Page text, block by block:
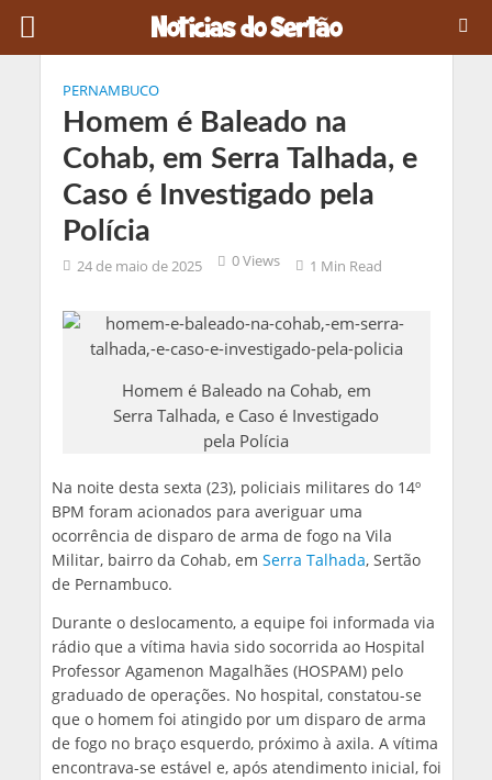
PERNAMBUCO
Homem é Baleado na
Cohab, em Serra Talhada, e
Caso é Investigado pela
Polícia
24 de maio de 2025 0 Views 1 Min Read
Homem é Baleado na Cohab, em
Serra Talhada, e Caso é Investigado
pela Polícia
Na noite desta sexta (23), policiais militares do 14º
BPM foram acionados para averiguar uma
ocorrência de disparo de arma de fogo na Vila
Militar, bairro da Cohab, em Serra Talhada, Sertão
de Pernambuco.
Durante o deslocamento, a equipe foi informada via
rádio que a vítima havia sido socorrida ao Hospital
Professor Agamenon Magalhães (HOSPAM) pelo
graduado de operações. No hospital, constatou-se
que o homem foi atingido por um disparo de arma
de fogo no braço esquerdo, próximo à axila. A vítima
encontrava-se estável e, após atendimento inicial, foi